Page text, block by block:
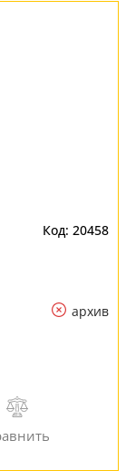
20458
архив